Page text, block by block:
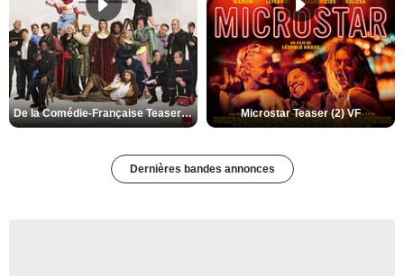
De la Comédie-Française Teaser (3) VF Microstar Teaser (2) VF
Dernières bandes annonces